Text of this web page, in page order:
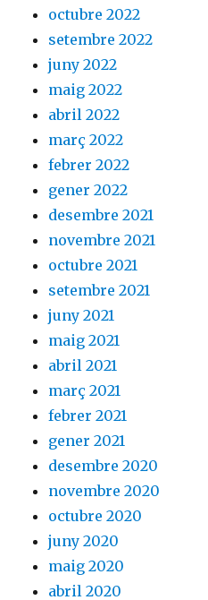
octubre 2022
setembre 2022
juny 2022
maig 2022
abril 2022
març 2022
febrer 2022
gener 2022
desembre 2021
novembre 2021
octubre 2021
setembre 2021
juny 2021
maig 2021
abril 2021
març 2021
febrer 2021
gener 2021
desembre 2020
novembre 2020
octubre 2020
juny 2020
maig 2020
abril 2020